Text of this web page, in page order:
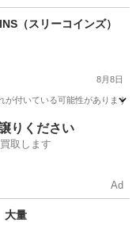
（スリーコインズ）
8月8日
付いている可能性がありま
りください
取します
Ad
大量